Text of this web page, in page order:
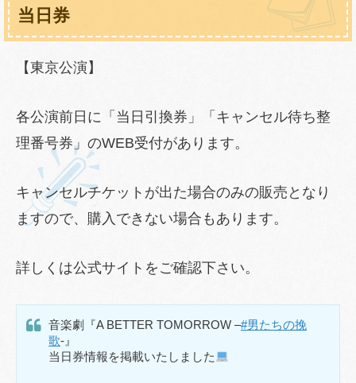
当日券
【東京公演】
各公演前日に「当日引換券」「キャンセル待ち整
理番号券」のWEB受付があります。
キャンセルチケットが出た場合のみの販売となり
ますので、購入できない場合もあります。
詳しくは公式サイトをご確認下さい。
音楽劇『A BETTER TOMORROW –#男たちの挽
歌-』
当日券情報を掲載いたしました